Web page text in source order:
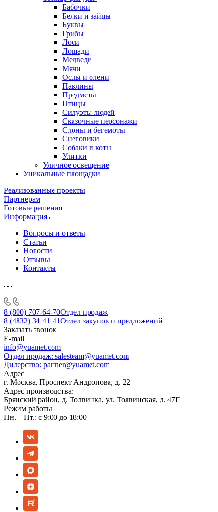
Бабочки
Белки и зайцы
Буквы
Грибы
Лоси
Лошади
Медведи
Мячи
Ослы и олени
Павлины
Предметы
Птицы
Силуэты людей
Сказочные персонажи
Слоны и бегемоты
Снеговики
Собаки и коты
Улитки
Уличное освещение
Уникальные площадки
Реализованные проекты
Партнерам
Готовые решения
Информация
Вопросы и ответы
Статьи
Новости
Отзывы
Контакты
8 (800) 707-64-70Отдел продаж
8 (4832) 34-41-41Отдел закупок и предложений
Заказать звонок
E-mail
info@yuamet.com
Отдел продаж: salesteam@yuamet.com
Дилерство: partner@yuamet.com
Адрес
г. Москва, Проспект Андропова, д. 22
Адрес производства:
Брянский район, д. Толвинка, ул. Толвинская, д. 47Г
Режим работы
Пн. – Пт.: с 9:00 до 18:00